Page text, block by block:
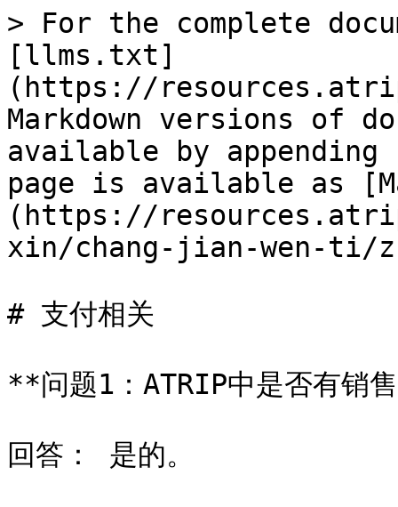
> For the complete
[llms.txt]
(https://
Markdown versions of
available by
page is available as
(https://
xin/chang-jian-wen-ti/
# 支付相关
**问题1：ATRIP中是否有销
回答： 是的。